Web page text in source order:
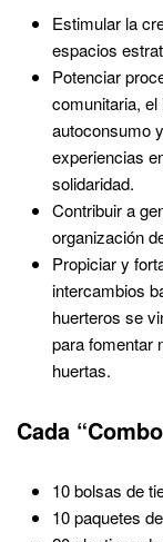
Estimular la
espacios
Potenciar
comunitaria,
autoconsumo
experiencias
solidaridad.
Contribuir a
organización
Propiciar y
intercambios
huerteros se
para fomentar
huertas.
Cada
10 bolsas de
10 paquetes